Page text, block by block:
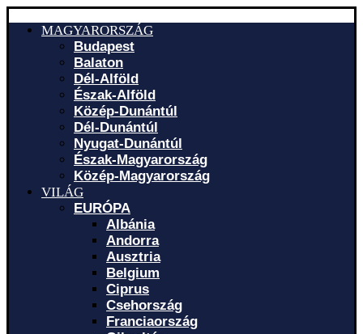
MAGYARORSZÁG
Budapest
Balaton
Dél-Alföld
Észak-Alföld
Közép-Dunántúl
Dél-Dunántúl
Nyugat-Dunántúl
Észak-Magyarország
Közép-Magyarország
VILÁG
EURÓPA
Albánia
Andorra
Ausztria
Belgium
Ciprus
Csehország
Franciaország